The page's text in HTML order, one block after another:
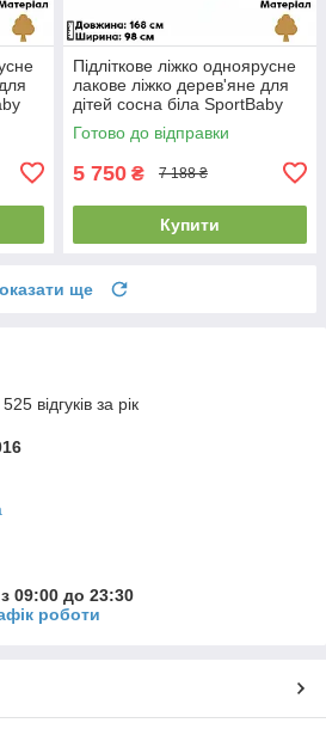
Підліткове ліжко одноярусне
лакове ліжко дерев'яне для
дітей сосна біла SportBaby
"Тиша" (90x160см)
Готово до відправки
5 750 ₴ 7 188 ₴
Купити
ще
відгуків за рік
09:00 до 23:30
роботи